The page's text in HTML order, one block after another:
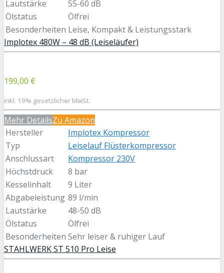
Lautstärke
55-60 dB
Ölstatus
Ölfrei
Besonderheiten Leise, Kompakt & Leistungsstark
Implotex 480W – 48 dB (Leiseläufer)
199,00 €
inkl. 19% gesetzlicher MwSt.
Mehr DetailsZu Amazon
Hersteller
Implotex Kompressor
Typ
Leiselauf Flüsterkompressor
Anschlussart
Kompressor 230V
Höchstdruck
8 bar
Kesselinhalt
9 Liter
Abgabeleistung 89 l/min
Lautstärke
48-50 dB
Ölstatus
Ölfrei
Besonderheiten Sehr leiser & ruhiger Lauf
STAHLWERK ST 510 Pro Leise